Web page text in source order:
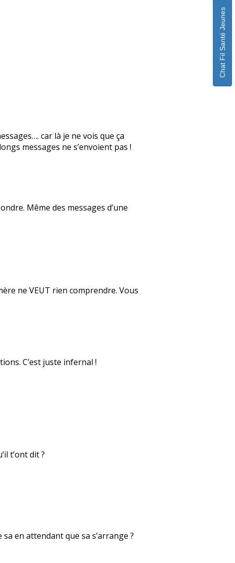
car là je ne vois que ça
messages ne s’envoient pas !
Même des messages d’une
ne VEUT rien comprendre. Vous
C’est juste infernal !
t’ont dit ?
en attendant que sa s’arrange ?
Chat Fil Santé Jeunes